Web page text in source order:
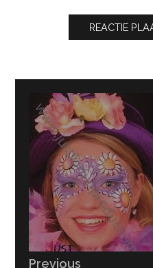
Bericht
navigatie
Previous